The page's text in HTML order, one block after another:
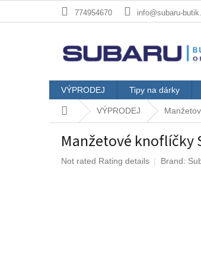
774954670 info@subaru-
VÝPRODEJ Tipy na dárky
Home VÝPRODEJ
Manžetové knoflíčky
The
Not rated Rating details Brand: